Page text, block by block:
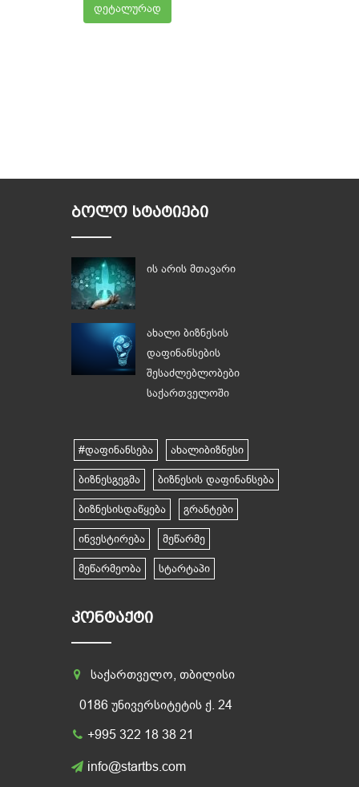
დეტალურად
ᲑᲝᲚᲝ ᲡᲢᲐᲢᲘᲔᲑᲘ
ის არის მთავარი
ახალი ბიზნესის
დაფინანსების
შესაძლებლობები
საქართველოში
#დაფინანსება ახალიბიზნესი
ბიზნესგეგმა ბიზნესის დაფინანსება
ბიზნესისდაწყება გრანტები
ინვესტირება მეწარმე
მეწარმეობა სტარტაპი
ᲙᲝᲜᲢᲐᲥᲢᲘ
საქართველო, თბილისი
0186 უნივერსიტეტის ქ. 24
+995 322 18 38 21
info@startbs.com